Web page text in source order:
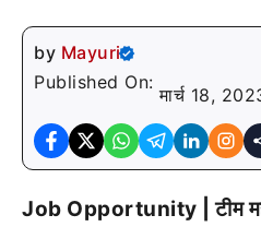
by Mayuri
Published On:
मार्च 18,
Job Opportunity | टीम